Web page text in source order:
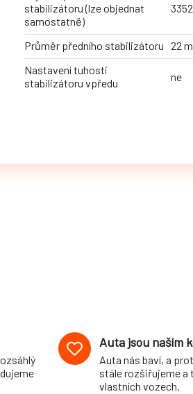
stabilizátoru (lze objednat
samostatně)
Průměr předního stabilizátoru 22
Nastavení tuhosti
stabilizátoru vpředu
ne
Auta jsou naším
Auta nás baví, a
stále rozšiřujeme a
vlastních vozech.